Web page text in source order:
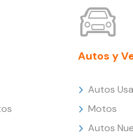
Autos y
Autos
Motos
Autos